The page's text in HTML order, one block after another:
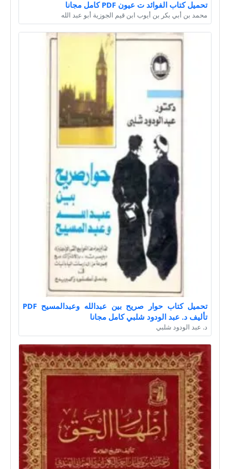
تحميل كتاب الفوائد ت عيون PDF كامل مجانا
محمد بن أبي بكر بن أيوب ابن قيم الجوزية أبو عبد الله
تحميل كتاب حوار صريح بين عبدالله وعبدالمسيح PDF
تأليف د. عبد الودود شلبي كامل مجانا
د. عبد الودود شلبي